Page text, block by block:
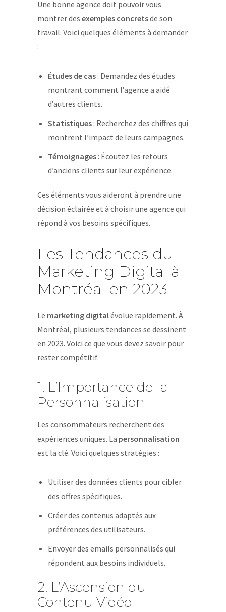
Une bonne agence doit pouvoir vous
montrer des exemples concretsde son
travail. Voici quelques éléments à demander
:
Études de cas: Demandez des études
montrant comment l’agence a aidé
d’autres clients.
Statistiques: Recherchez des chiffres qui
montrent l’impact de leurs campagnes.
Témoignages: Écoutez les retours
d’anciens clients sur leur expérience.
Ces éléments vous aideront à prendre une
décision éclairée et à choisir une agence qui
répond à vos besoins spécifiques.
Les Tendances du
Marketing Digital à
Montréal en 2023
Le marketing digitalévolue rapidement. À
Montréal, plusieurs tendances se dessinent
en 2023. Voici ce que vous devez savoir pour
rester compétitif.
1. L’Importance de la
Personnalisation
Les consommateurs recherchent des
expériences uniques. La personnalisation
est la clé. Voici quelques stratégies :
Utiliser des données clients pour cibler
des offres spécifiques.
Créer des contenus adaptés aux
préférences des utilisateurs.
Envoyer des emails personnalisés qui
répondent aux besoins individuels.
2. L’Ascension du
Contenu Vidéo